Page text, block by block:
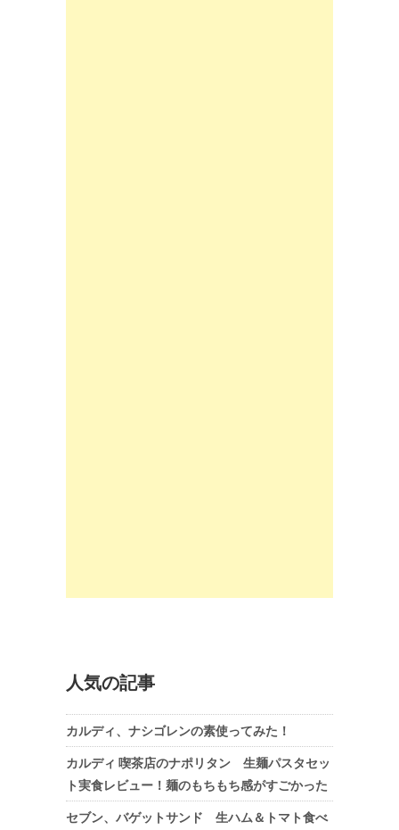
人気の記事
カルディ、ナシゴレンの素使ってみた！
カルディ 喫茶店のナポリタン 生麺パスタセッ
ト実食レビュー！麺のもちもち感がすごかった
セブン、バゲットサンド 生ハム＆トマト食べ